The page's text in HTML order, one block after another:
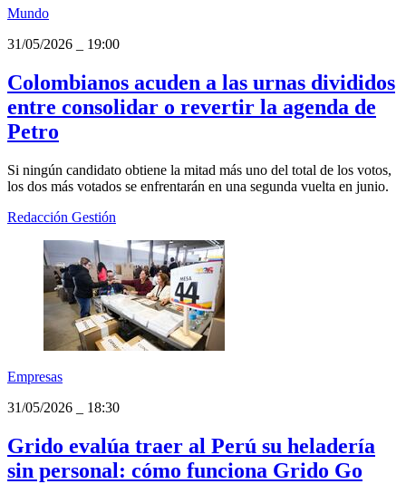
Mundo
31/05/2026
19:00
Colombianos acuden a las urnas divididos
entre consolidar o revertir la agenda de
Petro
Si ningún candidato obtiene la mitad más uno del total de los votos,
los dos más votados se enfrentarán en una segunda vuelta en junio.
Redacción Gestión
Empresas
31/05/2026
18:30
Grido evalúa traer al Perú su heladería
sin personal: cómo funciona Grido Go